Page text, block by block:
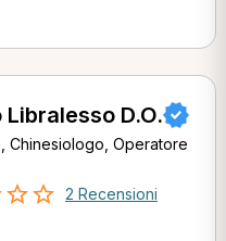
D.O.
Chinesiologo, Operatore
2 Recensioni